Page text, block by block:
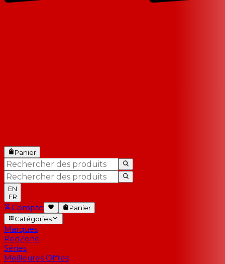
Panier
EN
FR
Compte
Panier
Catégories
Marques
RedZone
Séries
Meilleures Offres